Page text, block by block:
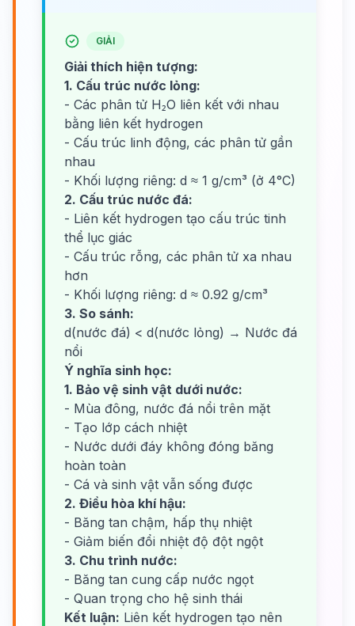
GIẢI
Giải thích hiện tượng:
1. Cấu trúc nước lỏng:
- Các phân tử H₂O liên kết với nhau
bằng liên kết hydrogen
- Cấu trúc linh động, các phân tử gần
nhau
- Khối lượng riêng: d ≈ 1 g/cm³ (ở 4°C)
2. Cấu trúc nước đá:
- Liên kết hydrogen tạo cấu trúc tinh
thể lục giác
- Cấu trúc rỗng, các phân tử xa nhau
hơn
- Khối lượng riêng: d ≈ 0.92 g/cm³
3. So sánh:
d(nước đá) < d(nước lỏng) → Nước đá
nổi
Ý nghĩa sinh học:
1. Bảo vệ sinh vật dưới nước:
- Mùa đông, nước đá nổi trên mặt
- Tạo lớp cách nhiệt
- Nước dưới đáy không đóng băng
hoàn toàn
- Cá và sinh vật vẫn sống được
2. Điều hòa khí hậu:
- Băng tan chậm, hấp thụ nhiệt
- Giảm biến đổi nhiệt độ đột ngột
3. Chu trình nước:
- Băng tan cung cấp nước ngọt
- Quan trọng cho hệ sinh thái
Kết luận: Liên kết hydrogen tạo nên